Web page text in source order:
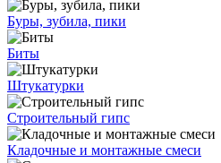
Буры, зубила, пики
Биты
Штукатурки
Строительный гипс
Кладочные и монтажные смеси